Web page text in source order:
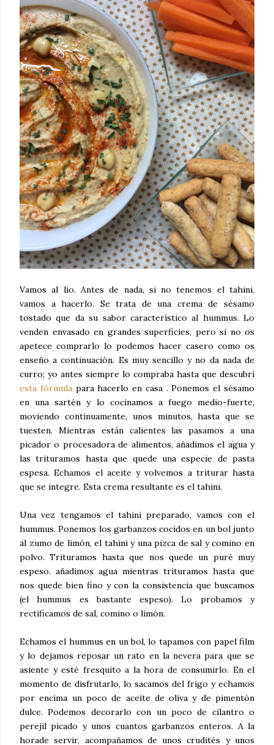
Vamos al lío. Antes de nada, si no tenemos el tahini,
vamos a hacerlo. Se trata de una crema de sésamo
tostado que da su sabor característico al hummus. Lo
venden envasado en grandes superficies, pero si no os
apetece comprarlo lo podemos hacer casero como os
enseño a continuación. Es muy sencillo y no da nada de
curro; yo antes siempre lo compraba hasta que descubrí
esta fórmula para hacerlo en casa . Ponemos el sésamo
en una sartén y lo cocinamos a fuego medio-fuerte,
moviendo continuamente, unos minutos, hasta que se
tuesten. Mientras están calientes las pasamos a una
picador o procesadora de alimentos, añadimos el agua y
las trituramos hasta que quede una especie de pasta
espesa. Echamos el aceite y volvemos a triturar hasta
que se integre. Esta crema resultante es el tahini.
Una vez tengamos el tahini preparado, vamos con el
hummus. Ponemos los garbanzos cocidos en un bol junto
al zumo de limón, el tahini y una pizca de sal y comino en
polvo. Trituramos hasta que nos quede un puré muy
espeso. añadimos agua mientras trituramos hasta que
nos quede bien fino y con la consistencia que buscamos
(el hummus es bastante espeso). Lo probamos y
rectificamos de sal, comino o limón.
Echamos el hummus en un bol, lo tapamos con papel film
y lo dejamos reposar un rato en la nevera para que se
asiente y esté fresquito a la hora de consumirlo. En el
momento de disfrutarlo, lo sacamos del frigo y echamos
por encima un poco de aceite de oliva y de pimentón
dulce. Podemos decorarlo con un poco de cilantro o
perejil picado y unos cuantos garbanzos enteros. A la
horade servir, acompañamos de unos crudités y unos